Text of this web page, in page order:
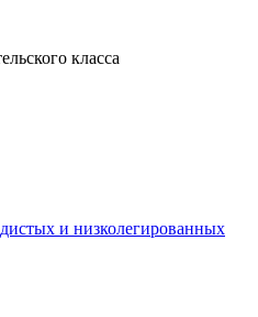
класса
и низколегированных